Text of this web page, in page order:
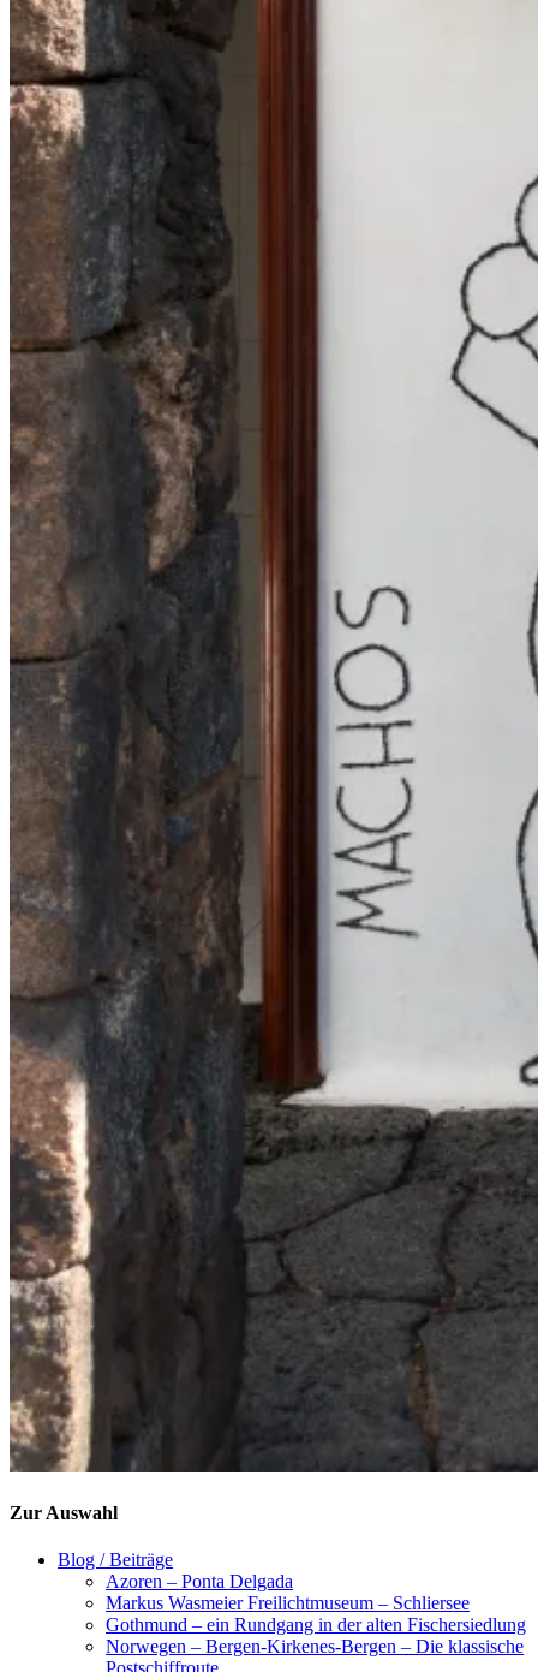
Zur Auswahl
Blog / Beiträge
Azoren – Ponta Delgada
Markus Wasmeier Freilichtmuseum – Schliersee
Gothmund – ein Rundgang in der alten Fischersiedlung
Norwegen – Bergen-Kirkenes-Bergen – Die klassische